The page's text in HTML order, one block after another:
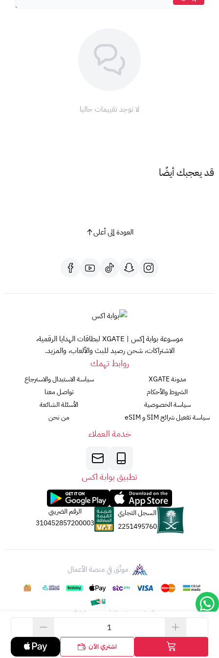
احصل على بطاقة شحن شدات PUBG New State الآن وانطلق نحو
مع بطاقات PUBG New State، إشحن وامتلك أقوى الأسلحة
وأفضل الميزات لتجربة لعب لا مثيل لها!
أدخل معرف اللاعب الخاص بك ثم انقر على "استبدال".
لا تتردد واشترِ بطاقتك الآن!
اشتري الآن
لا توجد تقييمات حاليا
قد يعجبك أيضًا
العودة إلى أعلى
موسوعة بوابة إكس | XGATE لبطاقات الهدايا الرقمية،
الاشتراكات، شحن رصيد للبث والألعاب، والمزيد.
روابط تهمك
مدونة XGATE
الشروط والأحكام
سياسة الخصوصية
سياسة تفعيل شرائح SIM و eSIM
سياسة الاستبدال والاسترجاع
تواصل معنا
الأسئلة الشائعة
من نحن
خدمة العملاء
تطبيق بوابة اكس
السجل التجاري
2251495760
الرقم الضريبي
310452857200003
موثّق في منصة الأعمال
الحقوق محفوظة | 2026 بوابة اكس